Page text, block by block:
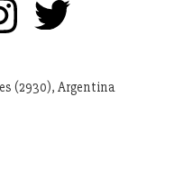
(2930), Argentina